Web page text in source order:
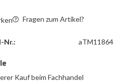
Fragen zum Artikel?
Nr.: aTM11864
Kauf beim Fachhandel